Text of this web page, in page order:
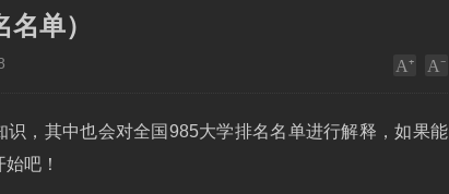
单）
，其中也会对全国985大学排名名单进行解释，如果能
吧！